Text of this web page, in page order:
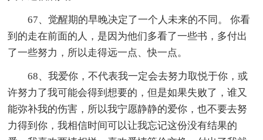
67、觉醒期的早晚决定了一个人未来的不同。 你看
到的走在前面的人，是因为他们多看了一些书，多付出
了一些努力，所以走得远一点、快一点。
68、我爱你，不代表我一定会去努力取悦于你，或
许努力了我可能会得到想要的，但是如果失败了，谁又
能弥补我的伤害，所以我宁愿静静的爱你，也不要去努
力得到你，我相信时间可以让我忘记这份没有结果的